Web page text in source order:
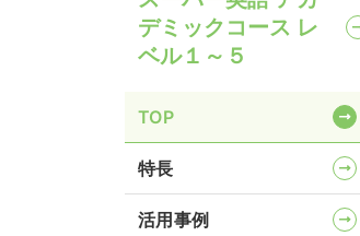
デミックコース レ
ベル１～５
TOP
特長
活用事例